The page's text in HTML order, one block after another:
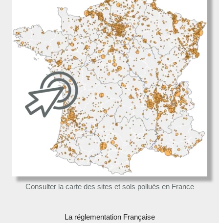
Consulter la carte des sites et sols pollués en France
La réglementation Française